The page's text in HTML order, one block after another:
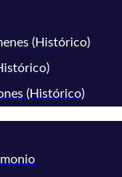
(Histórico)
(Histórico)